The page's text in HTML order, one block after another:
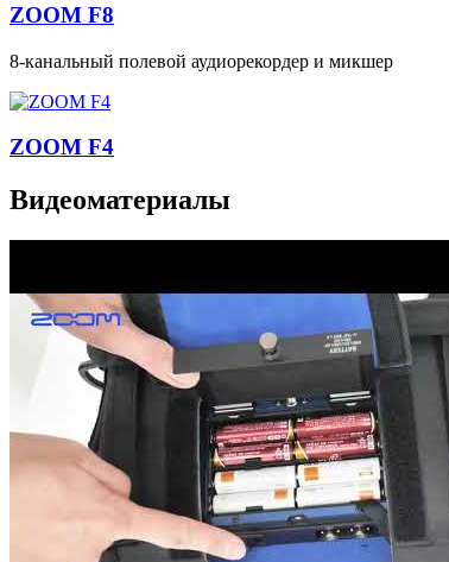
ZOOM F8
8-канальный полевой аудиорекордер и микшер
ZOOM F4
Видеоматериалы